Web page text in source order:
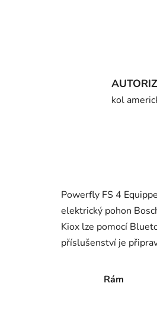
kol
Powerfly FS 4
elektrický pohon
Kiox lze pomocí
příslušenství je
Rám